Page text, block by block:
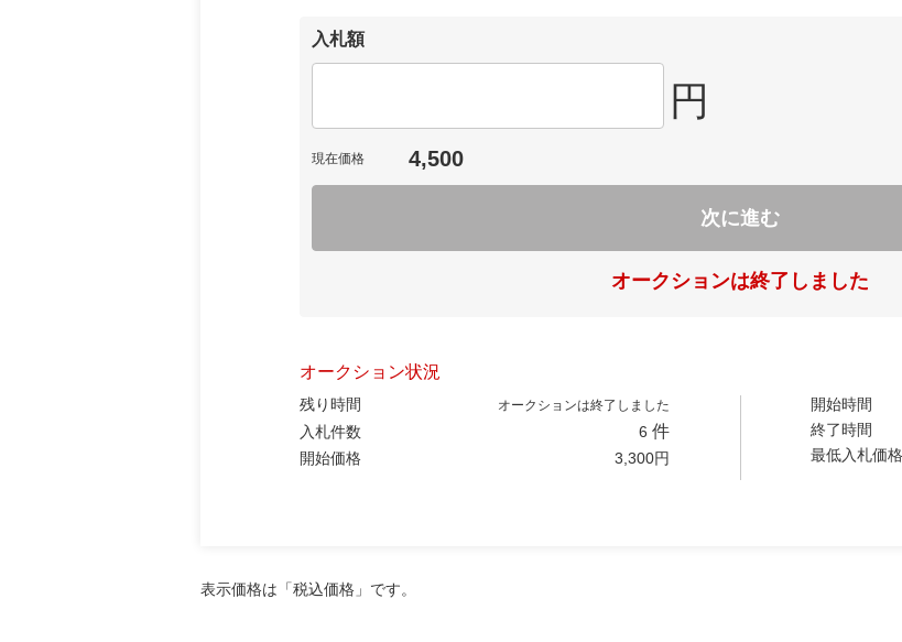
入札額
円
現在価格 4,500
次に進む
オークションは終了しました
オークション状況
残り時間 オークションは終了しました
入札件数 6 件
開始価格 3,300円
開始時間
終了時間
最低入札価格
表示価格は「税込価格」です。